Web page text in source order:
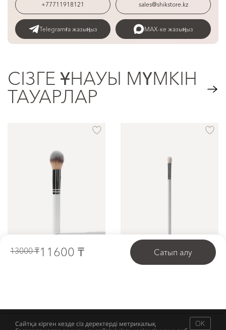
13000 ₸11600 ₸
+77711918121 sales@shikstore.kz
Telegramға жазыңыз MAX-ке жазыңыз
СІЗГЕ ҰНАУЫ МҮМКІН
ТАУАРЛАР
Сайтқа кірген кезде сіз деректерді метрикалық
OK